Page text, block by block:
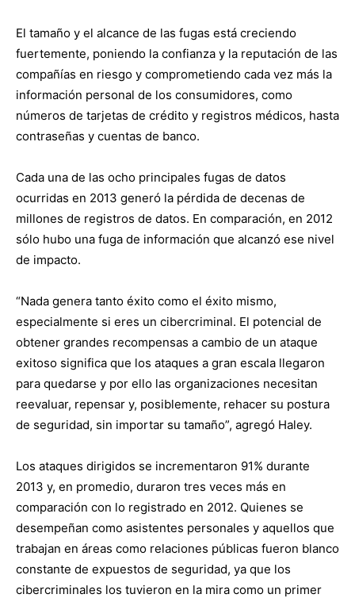
El tamaño y el alcance de las fugas está creciendo
fuertemente, poniendo la confianza y la reputación de las
compañías en riesgo y comprometiendo cada vez más la
información personal de los consumidores, como
números de tarjetas de crédito y registros médicos, hasta
contraseñas y cuentas de banco.
Cada una de las ocho principales fugas de datos
ocurridas en 2013 generó la pérdida de decenas de
millones de registros de datos. En comparación, en 2012
sólo hubo una fuga de información que alcanzó ese nivel
de impacto.
“Nada genera tanto éxito como el éxito mismo,
especialmente si eres un cibercriminal. El potencial de
obtener grandes recompensas a cambio de un ataque
exitoso significa que los ataques a gran escala llegaron
para quedarse y por ello las organizaciones necesitan
reevaluar, repensar y, posiblemente, rehacer su postura
de seguridad, sin importar su tamaño”, agregó Haley.
Los ataques dirigidos se incrementaron 91% durante
2013 y, en promedio, duraron tres veces más en
comparación con lo registrado en 2012. Quienes se
desempeñan como asistentes personales y aquellos que
trabajan en áreas como relaciones públicas fueron blanco
constante de expuestos de seguridad, ya que los
cibercriminales los tuvieron en la mira como un primer